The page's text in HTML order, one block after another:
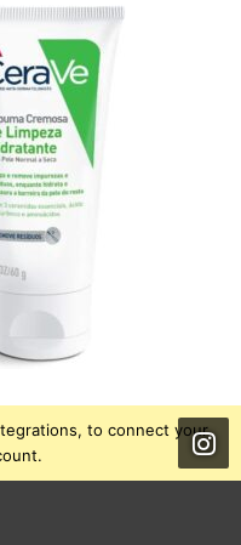
to connect your